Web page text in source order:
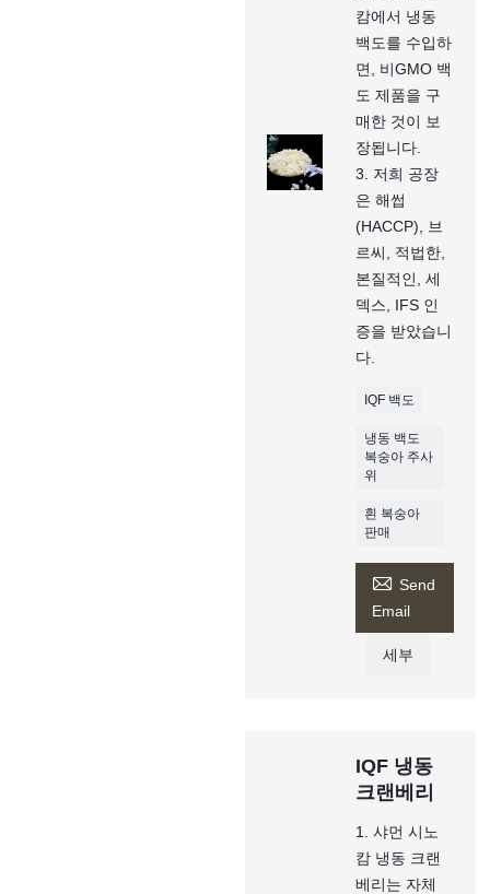
캄에서 냉동
백도를 수입하
면, 비GMO 백
도 제품을 구
매한 것이 보
장됩니다.
3. 저희 공장
은 해썹
(HACCP), 브
르씨, 적법한,
본질적인, 세
덱스, IFS 인
증을 받았습니
다.
IQF 백도
냉동 백도
복숭아 주사
위
흰 복숭아
판매
 Send
Email
세부
IQF 냉동
크랜베리
1. 샤먼 시노
캄 냉동 크랜
베리는 자체